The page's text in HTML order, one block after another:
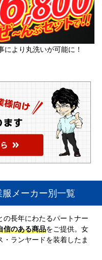
により丸洗いが可能に！
メーカー別一覧
の長年にわたるパートナー
信のある商品をご提供。女
ランヤードを装着したま